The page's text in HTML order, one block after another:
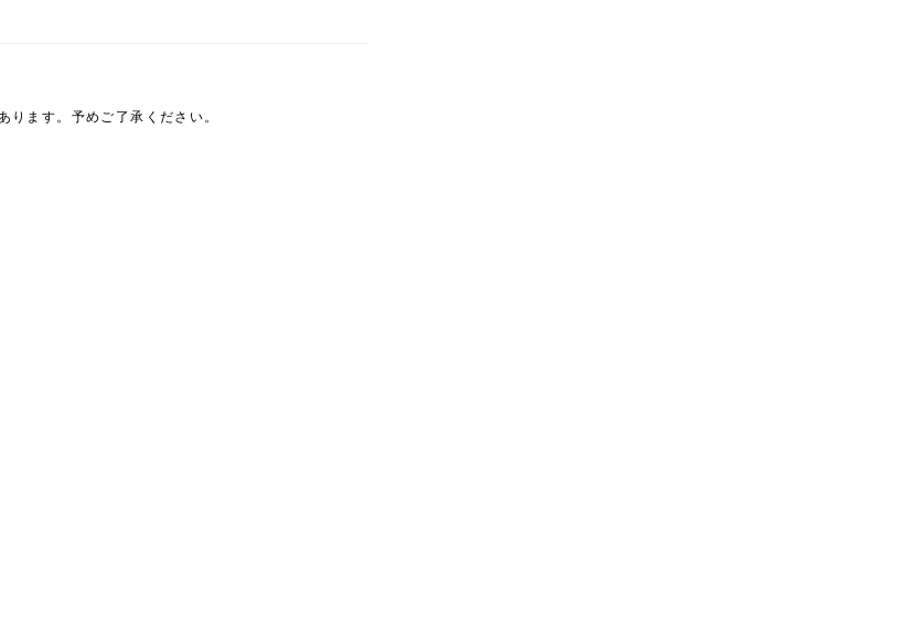
ます。予めご了承ください。